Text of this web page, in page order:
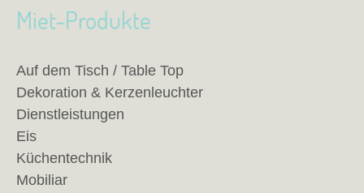
Miet-Produkte
Auf dem Tisch / Table Top
Dekoration & Kerzenleuchter
Dienstleistungen
Eis
Küchentechnik
Mobiliar